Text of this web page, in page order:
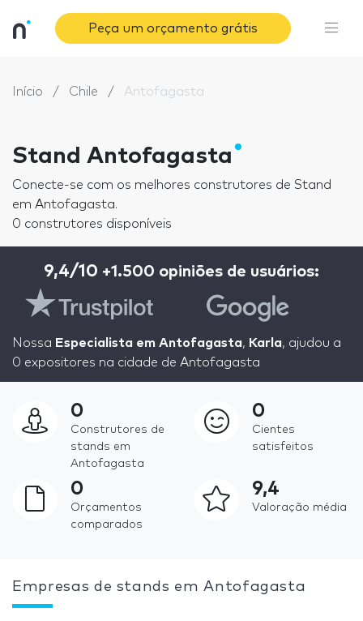
Peça um orçamento grátis
Início Chile Antofagasta
Stand Antofagasta
Conecte-se com os melhores construtores de Stand
em Antofagasta.
0 construtores disponíveis
9,4/10 +1.500 opiniões de usuários:
Nossa Especialista em Antofagasta, Karla, ajudou a
0 expositores na cidade de Antofagasta
0
Construtores de
stands em
Antofagasta
0
Cientes
satisfeitos
0
Orçamentos
comparados
9,4
Valoração média
Empresas de stands em Antofagasta